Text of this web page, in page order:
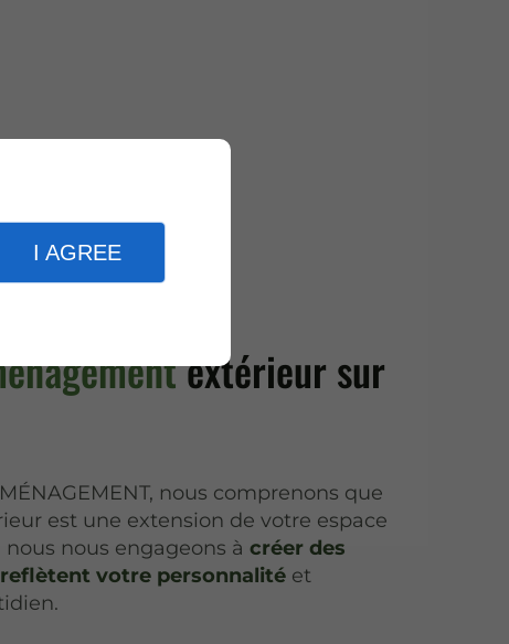
I AGREE
extérieur sur
nous comprenons que
est une extension de votre espace
nous engageons à créer des
votre personnalitéet